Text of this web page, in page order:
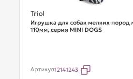
Triol
Игрушка для собак мелких пород
110мм, серия MINI DOGS
Артикул12141243